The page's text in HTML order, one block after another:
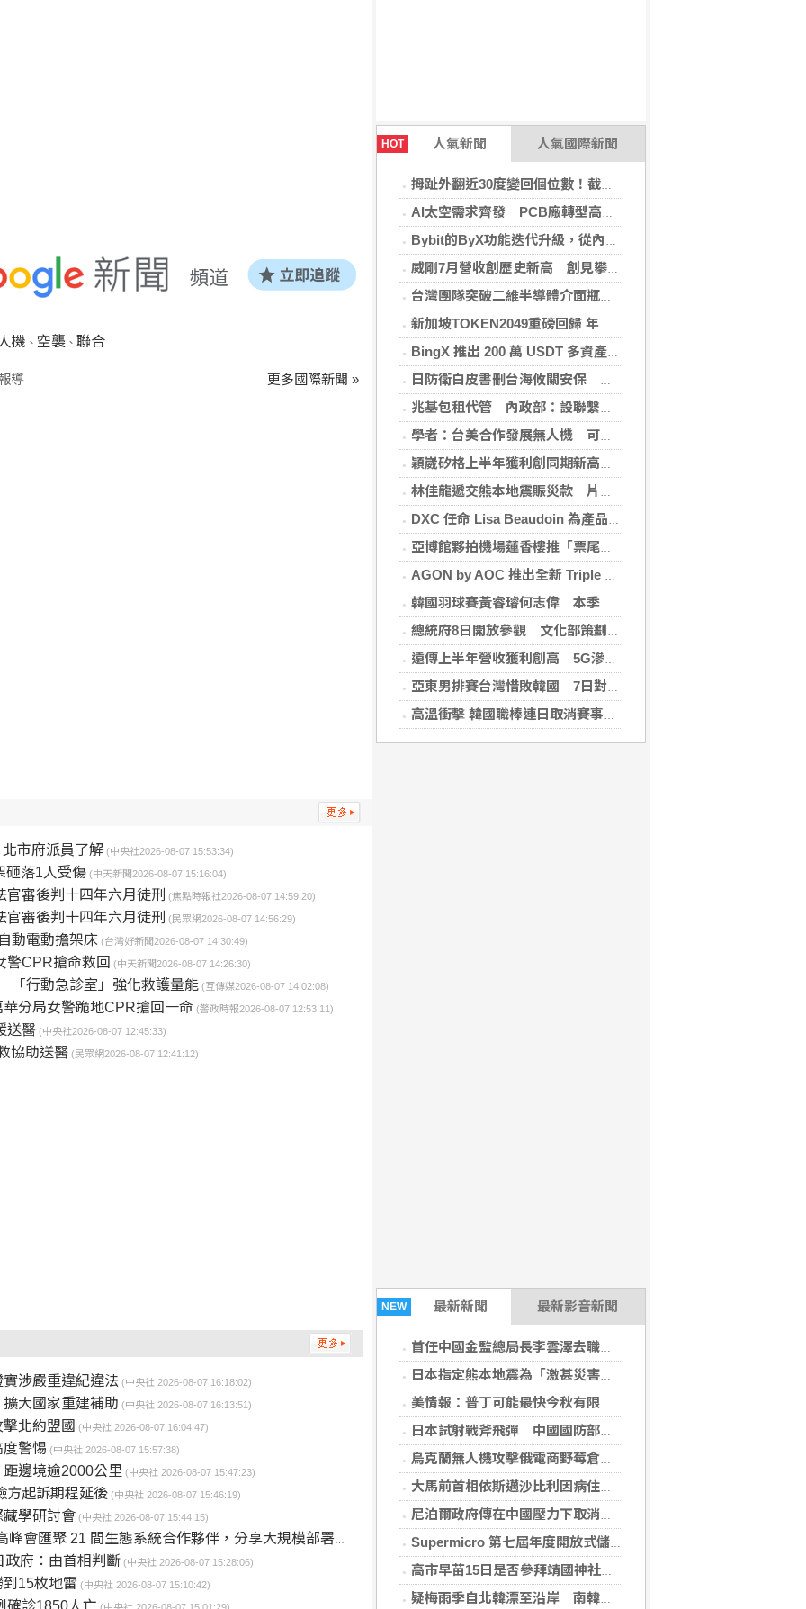
HOT 人氣新聞 人氣國際新聞
拇趾外翻近30度變回個位數！截骨矯正助重返登山活動
AI太空需求齊發 PCB廠轉型高階產品迎收成
Bybit的ByX功能迭代升級，從內容平台全面進化為社交交易樞紐，新增多項特色功能
威剛7月營收創歷史新高 創見攀同期高點
台灣團隊突破二維半導體介面瓶頸 成果登國際頂尖期刊
新加坡TOKEN2049重磅回歸 年度行業頂級盛會再度啟幕
BingX 推出 200 萬 USDT 多資產交易活動，聚焦當前最受關注的市場趨勢
日防衛白皮書刪台海攸關安保 學者：未淡化中國威脅論述
兆基包租代管 內政部：設聯繫諮詢窗口統一受理
學者：台美合作發展無人機 可降對中依賴強化嚇阻
穎崴矽格上半年獲利創同期新高 AI先進製程需求帶動
林佳龍遞交熊本地震賑災款 片山和之：患難見真情
DXC 任命 Lisa Beaudoin 為產品總監，以加速產品導向型增長
亞博館夥拍機場蓮香樓推「票尾優惠」
AGON by AOC 推出全新 Triple Refresh Rate 電競顯示器
韓國羽球賽黃睿璿何志偉 本季首闖超級賽男雙8強
總統府8日開放參觀 文化部策劃科幻漫畫特展
遠傳上半年營收獲利創高 5G滲透率居電信業之冠
亞東男排賽台灣惜敗韓國 7日對戰日本拚4強
高溫衝擊 韓國職棒連日取消賽事、11日起晚間7時開打
NEW 最新新聞 最新影音新聞
首任中國金監總局長李雲澤去職 證實涉嚴重違紀違法
日本指定熊本地震為「激甚災害」 擴大國家重建補助
美情報：普丁可能最快今秋有限度攻擊北約盟國
日本試射戰斧飛彈 中國國防部：高度警惕
烏克蘭無人機攻擊俄電商野莓倉庫 距邊境逾2000公里
大馬前首相依斯邁沙比利因病住院 檢方起訴期程延後
尼泊爾政府傳在中國壓力下取消國際藏學研討會
Supermicro 第七屆年度開放式儲存高峰會匯聚 21 間生態系統合作夥伴，分享大規模部署企業級 AI 的實用指南
高市早苗15日是否參拜靖國神社 日政府：由首相判斷
疑梅雨季自北韓漂至沿岸 南韓打撈到15枚地雷
機 、 空襲、 聯合
導 更多國際新聞 »
市府派員了解 (中央社2026-08-07 15:53:34)
落1人受傷 (中天新聞2026-08-07 15:16:04)
審後判十四年六月徒刑 (焦點時報社2026-08-07 14:59:20)
審後判十四年六月徒刑 (民眾網2026-08-07 14:56:29)
動電動擔架床 (台灣好新聞2026-08-07 14:30:49)
CPR搶命救回 (中天新聞2026-08-07 14:26:30)
行動急診室」強化救護量能 (互傳媒2026-08-07 14:02:08)
分局女警跪地CPR搶回一命 (警政時報2026-08-07 12:53:11)
送醫 (中央社2026-08-07 12:45:33)
協助送醫 (民眾網2026-08-07 12:41:12)
涉嚴重違紀違法 (中央社 2026-08-07 16:18:02)
大國家重建補助 (中央社 2026-08-07 16:13:51)
北約盟國 (中央社 2026-08-07 16:04:47)
警惕 (中央社 2026-08-07 15:57:38)
邊境逾2000公里 (中央社 2026-08-07 15:47:23)
方起訴期程延後 (中央社 2026-08-07 15:46:19)
學研討會 (中央社 2026-08-07 15:44:15)
21 間生態系統合作夥伴，分享大規模部署企業級 AI 的實用指南 (美通社 2026-08-07 15:33:00)
府：由首相判斷 (中央社 2026-08-07 15:28:06)
15枚地雷 (中央社 2026-08-07 15:10:42)